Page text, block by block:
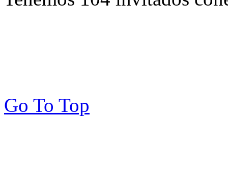
Go To Top